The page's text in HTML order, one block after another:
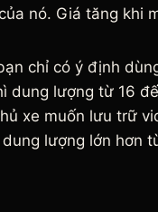
nó. Giá tăng khi
chỉ có ý định
dung lượng từ 16
xe muốn lưu trữ
lượng lớn hơn